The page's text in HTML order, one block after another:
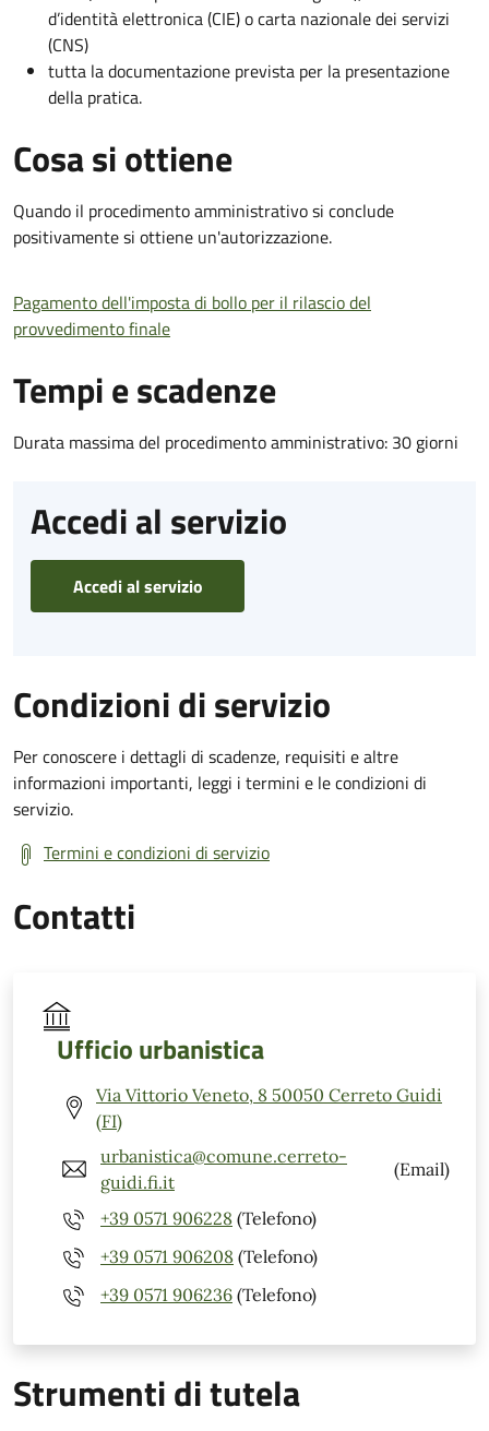
d’identità elettronica (CIE) o carta nazionale dei servizi
(CNS)
tutta la documentazione prevista per la presentazione
della pratica.
Cosa si ottiene
Quando il procedimento amministrativo si conclude
positivamente si ottiene un'autorizzazione.
Pagamento dell'imposta di bollo per il rilascio del
provvedimento finale
Tempi e scadenze
Durata massima del procedimento amministrativo: 30 giorni
Accedi al servizio
Accedi al servizio
Condizioni di servizio
Per conoscere i dettagli di scadenze, requisiti e altre
informazioni importanti, leggi i termini e le condizioni di
servizio.
Termini e condizioni di servizio
Contatti
Ufficio urbanistica
Via Vittorio Veneto, 8 50050 Cerreto Guidi
(FI)
urbanistica@comune.cerreto-
guidi.fi.it
(Email)
+39 0571 906228 (Telefono)
+39 0571 906208 (Telefono)
+39 0571 906236 (Telefono)
Strumenti di tutela